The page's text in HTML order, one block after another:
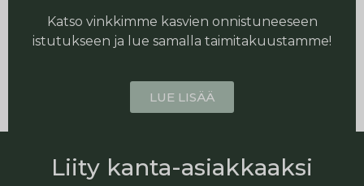
Katso vinkkimme kasvien onnistuneeseen
istutukseen ja lue samalla taimitakuustamme!
LUE LISÄÄ
Liity kanta-asiakkaaksi